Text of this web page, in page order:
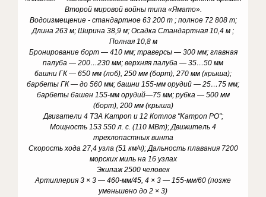
Второй мировой войны типа «Ямато».
Водоизмещение - стандартное 63 200 т ; полное 72 808 т;
Длина 263 м; Ширина 38,9 м; Осадка Стандартная 10,4 м ;
Полная 10,8 м
Бронирование борт — 410 мм; траверсы — 300 мм; главная
палуба — 200…230 мм; верхняя палуба — 35…50 мм
башни ГК — 650 мм (лоб), 250 мм (борт), 270 мм (крыша);
барбеты ГК — до 560 мм; башни 155-мм орудий — 25…75 мм;
барбеты башен 155-мм орудий—75 мм; рубка — 500 мм
(борт), 200 мм (крыша)
Двигатели 4 ТЗА Kampon и 12 Котлов "Kampon РО";
Мощность 153 550 л. с. (110 МВт); Движитель 4
трехлопастных винта
Скорость хода 27,4 узла (51 км/ч); Дальность плавания 7200
морских миль на 16 узлах
Экипаж 2500 человек
Артиллерия 3 × 3 — 460-мм/45, 4 × 3 — 155-мм/60 (позже
уменьшено до 2 × 3)